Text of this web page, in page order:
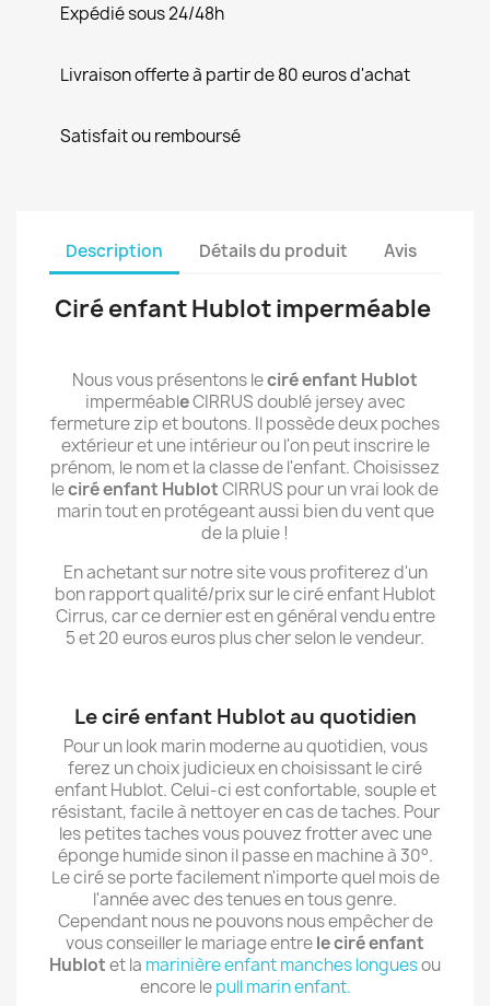
Expédié sous 24/48h
Livraison offerte à partir de 80 euros d'achat
Satisfait ou remboursé
Description Détails du produit Avis
Ciré enfant Hublot imperméable
Nous vous présentons leciré enfant Hublot
imperméableCIRRUS doublé jersey avec
fermeture zip et boutons. Il possède deux poches
extérieur et une intérieur ou l'on peut inscrire le
prénom, le nom et la classe de l'enfant. Choisissez
leciré enfant HublotCIRRUS pour un vrai look de
marin tout en protégeant aussi bien du vent que
de la pluie !
En achetant sur notre site vous profiterez d'un
bon rapport qualité/prix sur le ciré enfant Hublot
Cirrus, car ce dernier est en général vendu entre
5 et 20 euros euros plus cher selon le vendeur.
Le ciré enfant Hublot au quotidien
Pour un look marin moderne au quotidien, vous
ferez un choix judicieux en choisissant le ciré
enfant Hublot. Celui-ci est confortable, souple et
résistant, facile à nettoyer en cas de taches. Pour
les petites taches vous pouvez frotter avec une
éponge humide sinon il passe en machine à 30°.
Le ciré se porte facilement n'importe quel mois de
l'année avec des tenues en tous genre.
Cependant nous ne pouvons nous empêcher de
vous conseiller le mariage entrele ciré enfant
Hublotet la marinière enfant manches longuesou
encore lepull marin enfant.